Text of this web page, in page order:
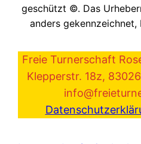
geschützt ©. Das
anders gekennzeichnet,
Freie Turnerschaft
Klepperstr. 18z,